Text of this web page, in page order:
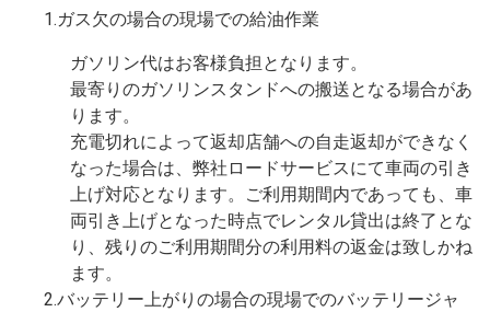
1.ガス欠の場合の現場での給油作業
ガソリン代はお客様負担となります。
最寄りのガソリンスタンドへの搬送となる場合があ
ります。
充電切れによって返却店舗への自走返却ができなく
なった場合は、弊社ロードサービスにて車両の引き
上げ対応となります。ご利用期間内であっても、車
両引き上げとなった時点でレンタル貸出は終了とな
り、残りのご利用期間分の利用料の返金は致しかね
ます。
2.バッテリー上がりの場合の現場でのバッテリージャ